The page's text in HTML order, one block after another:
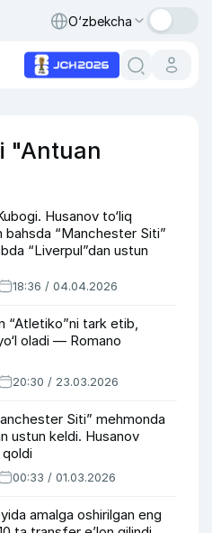
O‘zbekcha
"Antuan
Husanov to‘liq
bahsda “Manchester Siti”
“Liverpul”dan ustun
18:36 / 04.04.2026
“Atletiko”ni tark etib,
oladi — Romano
20:30 / 23.03.2026
Siti” mehmonda
ustun keldi. Husanov
00:33 / 01.03.2026
amalga oshirilgan eng